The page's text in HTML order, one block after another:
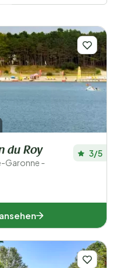
ist groß und macht es
zu finden.
(2)
du Roy
Garonne -
3/5